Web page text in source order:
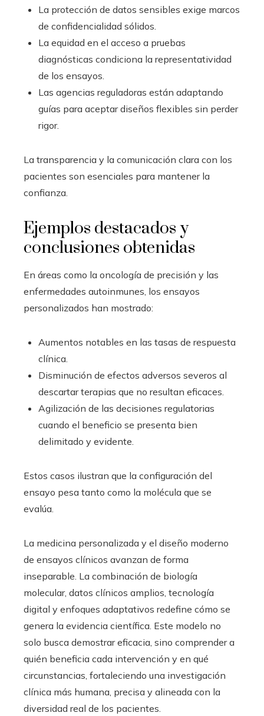
La protección de datos sensibles exige marcos
de confidencialidad sólidos.
La equidad en el acceso a pruebas
diagnósticas condiciona la representatividad
de los ensayos.
Las agencias reguladoras están adaptando
guías para aceptar diseños flexibles sin perder
rigor.
La transparencia y la comunicación clara con los
pacientes son esenciales para mantener la
confianza.
Ejemplos destacados y
conclusiones obtenidas
En áreas como la oncología de precisión y las
enfermedades autoinmunes, los ensayos
personalizados han mostrado:
Aumentos notables en las tasas de respuesta
clínica.
Disminución de efectos adversos severos al
descartar terapias que no resultan eficaces.
Agilización de las decisiones regulatorias
cuando el beneficio se presenta bien
delimitado y evidente.
Estos casos ilustran que la configuración del
ensayo pesa tanto como la molécula que se
evalúa.
La medicina personalizada y el diseño moderno
de ensayos clínicos avanzan de forma
inseparable. La combinación de biología
molecular, datos clínicos amplios, tecnología
digital y enfoques adaptativos redefine cómo se
genera la evidencia científica. Este modelo no
solo busca demostrar eficacia, sino comprender a
quién beneficia cada intervención y en qué
circunstancias, fortaleciendo una investigación
clínica más humana, precisa y alineada con la
diversidad real de los pacientes.